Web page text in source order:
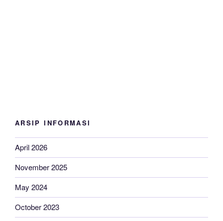
ARSIP INFORMASI
April 2026
November 2025
May 2024
October 2023